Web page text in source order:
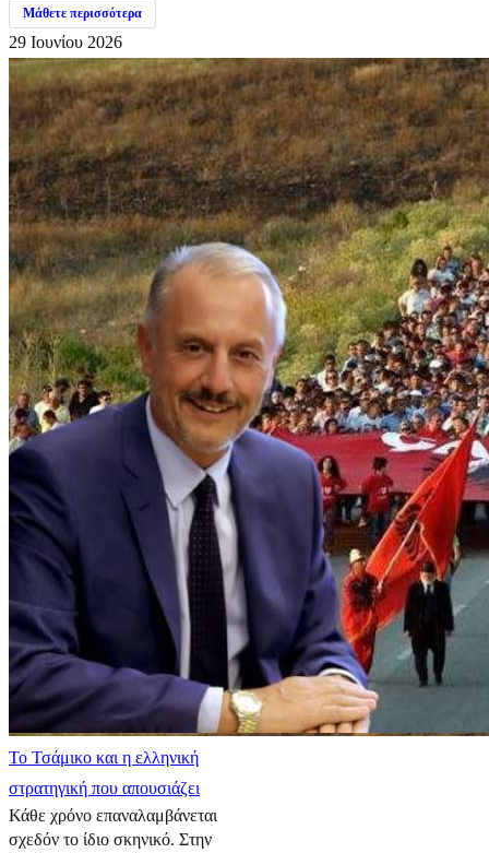
Μάθετε περισσότερα
29 Ιουνίου 2026
​Το Τσάμικο και η ελληνική
στρατηγική που απουσιάζει
Κάθε χρόνο επαναλαμβάνεται
σχεδόν το ίδιο σκηνικό. Στην